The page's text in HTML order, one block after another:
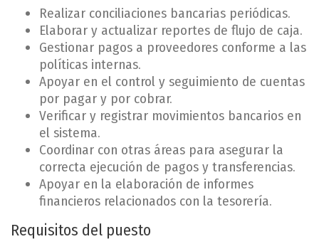
Realizar conciliaciones bancarias periódicas.
Elaborar y actualizar reportes de flujo de caja.
Gestionar pagos a proveedores conforme a las
políticas internas.
Apoyar en el control y seguimiento de cuentas
por pagar y por cobrar.
Verificar y registrar movimientos bancarios en
el sistema.
Coordinar con otras áreas para asegurar la
correcta ejecución de pagos y transferencias.
Apoyar en la elaboración de informes
financieros relacionados con la tesorería.
Requisitos del puesto